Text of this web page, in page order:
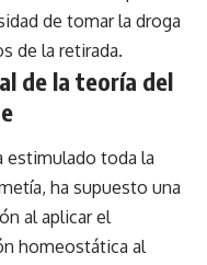
de tomar la droga
de la retirada.
de la teoría del
estimulado toda la
ha supuesto una
al aplicar el
homeostática al